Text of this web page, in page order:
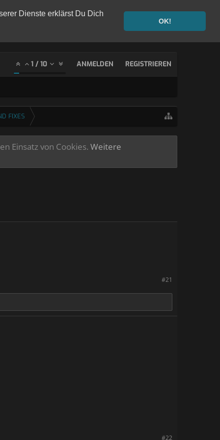
Dienste erklärst Du Dich
OK!
1 / 10 ANMELDEN REGISTRIEREN
FIXES
Einsatz von Cookies. Weitere
#21
#22